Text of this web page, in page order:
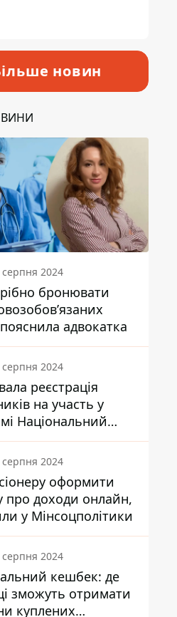
новин
серпня 2024
бронювати
адвокатка
серпня 2024
реєстрація
на участь у
Національний
як це зробити
Дія
серпня 2024
оформити
про доходи онлайн,
пояснили у Мінсоцполітики
2024
кешбек: де
зможуть отримати
куплених